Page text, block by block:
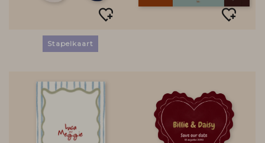
Stapelkaart